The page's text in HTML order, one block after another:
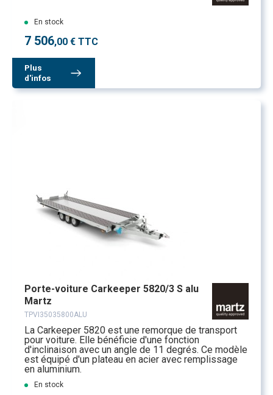
En stock
7 506,00 € TTC
Plus
d'infos
Porte-voiture Carkeeper 5820/3 S alu
Martz
TPVI35035800ALU
La Carkeeper 5820 est une remorque de transport
pour voiture. Elle bénéficie d'une fonction
d'inclinaison avec un angle de 11 degrés. Ce modèle
est équipé d'un plateau en acier avec remplissage
en aluminium.
En stock